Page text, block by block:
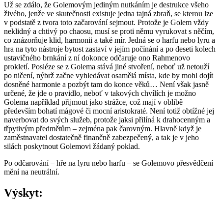
Už se zdálo, že Golemovým jediným nutkáním je destrukce všeho
živého, jenže ve skutečnosti existuje jedna tajná zbraň, se kterou lze
v podstatě z tvora toto začarování sejmout. Protože je Golem vždy
neklidný a chtivý po chaosu, musí se proti němu vyrukovat s něčím,
co znázorňuje klid, harmonii a také mír. Jedná se o harfu nebo lyru a
hra na tyto nástroje bytost zastaví v jejím počínání a po deseti kolech
ustavičného brnkání z ní dokonce odčaruje ono Rahmenovo
prokletí. Posléze se z Golema stává jiné stvoření, neboť už netouží
po ničení, nýbrž začne vyhledávat osamělá místa, kde by mohl dojít
dosněné harmonie a pozbýt tam do konce věků… Není však jasně
určené, že jde o pravidlo, neboť v takových chvílích je možno
Golema například přijmout jako strážce, což mají v oblibě
především bohatí mágové či mocní aristokraté. Není totiž obtížné jej
naverbovat do svých služeb, protože jaksi přilíná k drahocenným a
třpytivým předmětům – zejména pak čarovným. Hlavně když je
zaměstnavatel dostatečně finančně zabezpečený, a tak je v jeho
silách poskytnout Golemovi žádaný poklad.
Po odčarování – hře na lyru nebo harfu – se Golemovo přesvědčení
mění na neutrální.
Výskyt: